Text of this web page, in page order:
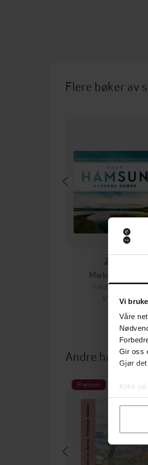
Vi
Våre
Gir oss
Gjør
Klikk
Flere bøker av
288,-
Markens grøde
Knut Hamsun
LYDBOK
Andre har
Premium